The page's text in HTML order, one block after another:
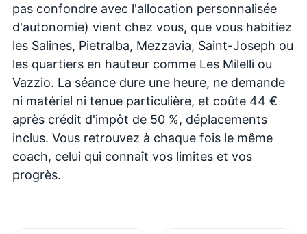
pas confondre avec l'allocation personnalisée
d'autonomie) vient chez vous, que vous habitiez
les Salines, Pietralba, Mezzavia, Saint-Joseph ou
les quartiers en hauteur comme Les Milelli ou
Vazzio. La séance dure une heure, ne demande
ni matériel ni tenue particulière, et coûte 44 €
après crédit d'impôt de 50 %, déplacements
inclus. Vous retrouvez à chaque fois le même
coach, celui qui connaît vos limites et vos
progrès.